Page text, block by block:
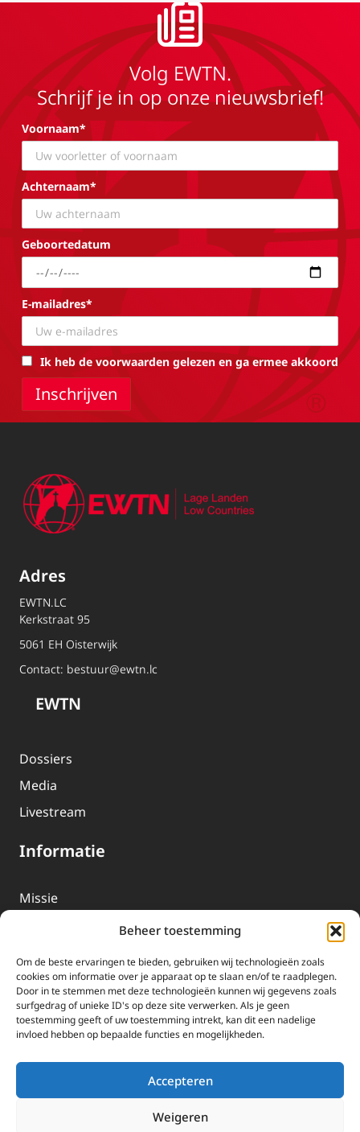
Beheer toestemming
Om de beste ervaringen te bieden, gebruiken wij technologieën zoals
cookies om informatie over je apparaat op te slaan en/of te raadplegen.
Door in te stemmen met deze technologieën kunnen wij gegevens zoals
surfgedrag of unieke ID's op deze site verwerken. Als je geen
toestemming geeft of uw toestemming intrekt, kan dit een nadelige
invloed hebben op bepaalde functies en mogelijkheden.
Accepteren
Weigeren
Volg EWTN.
Schrijf je in op onze nieuwsbrief!
Voornaam*
Achternaam*
Geboortedatum
E-mailadres*
Ik heb de voorwaarden gelezen en ga ermee akkoord
Adres
EWTN.LC
Kerkstraat 95
5061 EH Oisterwijk
Contact: bestuur@ewtn.lc
EWTN
Dossiers
Media
Livestream
Informatie
Missie
EWTN-Team
Organisatiegegevens
Doneren
EWTN wordt uitsluitend gefinancierd door uw donaties.
Wij ontvangen bewust geen advertentie-inkomsten of